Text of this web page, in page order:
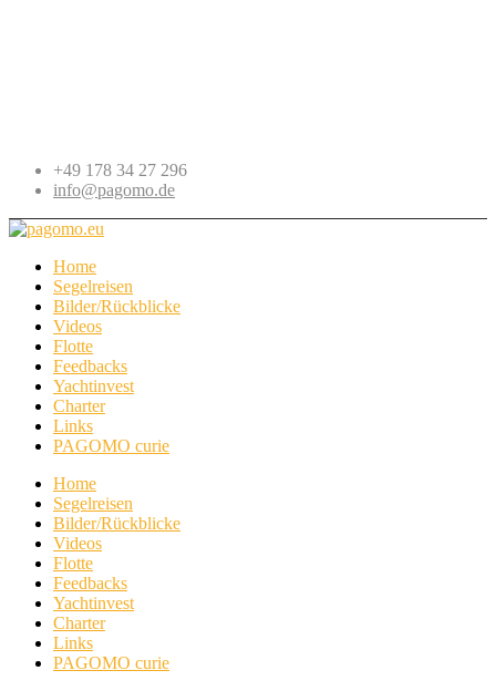
+49 178 34 27 296
info@pagomo.de
Home
Segelreisen
Bilder/Rückblicke
Videos
Flotte
Feedbacks
Yachtinvest
Charter
Links
PAGOMO curie
Home
Segelreisen
Bilder/Rückblicke
Videos
Flotte
Feedbacks
Yachtinvest
Charter
Links
PAGOMO curie